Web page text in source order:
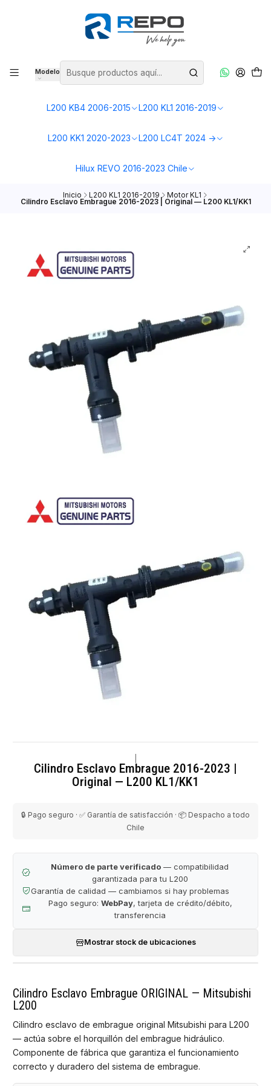
Modelo
L200 KB4 2006-2015 L200 KL1 2016-2019
L200 KK1 2020-2023 L200 LC4T 2024 ->
Hilux REVO 2016-2023 Chile
Inicio L200 KL1 2016-2019 Motor KL1
Cilindro Esclavo Embrague 2016-2023 | Original — L200 KL1/KK1
Cilindro Esclavo Embrague 2016-2023 |
Original — L200 KL1/KK1
🔒 Pago seguro · ✅ Garantía de satisfacción · 📦 Despacho a todo
Chile
Número de parte verificado — compatibilidad
garantizada para tu L200
Garantía de calidad — cambiamos si hay problemas
Pago seguro: WebPay, tarjeta de crédito/débito,
transferencia
Mostrar stock de ubicaciones
Cilindro Esclavo Embrague ORIGINAL — Mitsubishi
L200
Cilindro esclavo de embrague original Mitsubishi para L200
— actúa sobre el horquillón del embrague hidráulico.
Componente de fábrica que garantiza el funcionamiento
correcto y duradero del sistema de embrague.